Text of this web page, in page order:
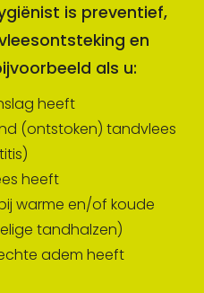
is preventief,
en
als u:
heeft
(ontstoken) tandvlees
heeft
warme en/of koude
tandhalzen)
adem heeft